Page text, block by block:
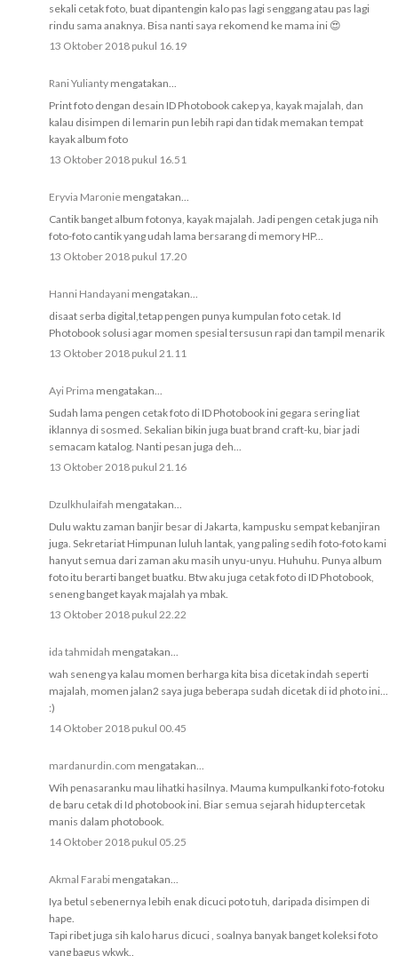
sekali cetak foto, buat dipantengin kalo pas lagi senggang atau pas lagi
rindu sama anaknya. Bisa nanti saya rekomend ke mama ini 😍
13 Oktober 2018 pukul 16.19
Rani Yulianty mengatakan...
Print foto dengan desain ID Photobook cakep ya, kayak majalah, dan
kalau disimpen di lemarin pun lebih rapi dan tidak memakan tempat
kayak album foto
13 Oktober 2018 pukul 16.51
Eryvia Maronie mengatakan...
Cantik banget album fotonya, kayak majalah. Jadi pengen cetak juga nih
foto-foto cantik yang udah lama bersarang di memory HP...
13 Oktober 2018 pukul 17.20
Hanni Handayani mengatakan...
disaat serba digital,tetap pengen punya kumpulan foto cetak. Id
Photobook solusi agar momen spesial tersusun rapi dan tampil menarik
13 Oktober 2018 pukul 21.11
Ayi Prima mengatakan...
Sudah lama pengen cetak foto di ID Photobook ini gegara sering liat
iklannya di sosmed. Sekalian bikin juga buat brand craft-ku, biar jadi
semacam katalog. Nanti pesan juga deh...
13 Oktober 2018 pukul 21.16
Dzulkhulaifah mengatakan...
Dulu waktu zaman banjir besar di Jakarta, kampusku sempat kebanjiran
juga. Sekretariat Himpunan luluh lantak, yang paling sedih foto-foto kami
hanyut semua dari zaman aku masih unyu-unyu. Huhuhu. Punya album
foto itu berarti banget buatku. Btw aku juga cetak foto di ID Photobook,
seneng banget kayak majalah ya mbak.
13 Oktober 2018 pukul 22.22
ida tahmidah mengatakan...
wah seneng ya kalau momen berharga kita bisa dicetak indah seperti
majalah, momen jalan2 saya juga beberapa sudah dicetak di id photo ini...
:)
14 Oktober 2018 pukul 00.45
mardanurdin.com mengatakan...
Wih penasaranku mau lihatki hasilnya. Mauma kumpulkanki foto-fotoku
de baru cetak di Id photobook ini. Biar semua sejarah hidup tercetak
manis dalam photobook.
14 Oktober 2018 pukul 05.25
Akmal Farabi mengatakan...
Iya betul sebenernya lebih enak dicuci poto tuh, daripada disimpen di
hape.
Tapi ribet juga sih kalo harus dicuci , soalnya banyak banget koleksi foto
yang bagus wkwk..